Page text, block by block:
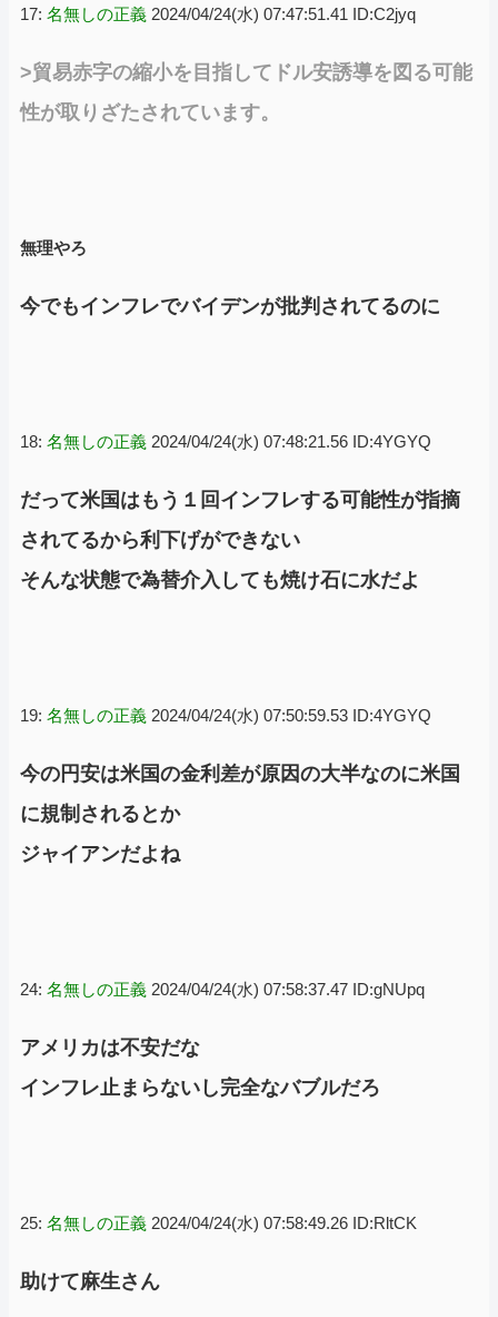
17: 名無しの正義 2024/04/24(水) 07:47:51.41 ID:C2jyq
>貿易赤字の縮小を目指してドル安誘導を図る可能
性が取りざたされています。
無理やろ
今でもインフレでバイデンが批判されてるのに
18: 名無しの正義 2024/04/24(水) 07:48:21.56 ID:4YGYQ
だって米国はもう１回インフレする可能性が指摘
されてるから利下げができない
そんな状態で為替介入しても焼け石に水だよ
19: 名無しの正義 2024/04/24(水) 07:50:59.53 ID:4YGYQ
今の円安は米国の金利差が原因の大半なのに米国
に規制されるとか
ジャイアンだよね
24: 名無しの正義 2024/04/24(水) 07:58:37.47 ID:gNUpq
アメリカは不安だな
インフレ止まらないし完全なバブルだろ
25: 名無しの正義 2024/04/24(水) 07:58:49.26 ID:RltCK
助けて麻生さん